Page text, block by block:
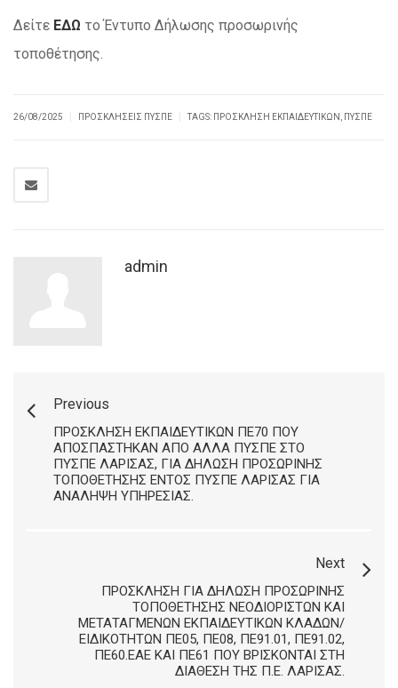
Δείτε ΕΔΩ το Έντυπο Δήλωσης προσωρινής
τοποθέτησης.
26/08/2025 ΠΡΟΣΚΛΉΣΕΙΣ ΠΥΣΠΕ TAGS: ΠΡΌΣΚΛΗΣΗ ΕΚΠΑΙΔΕΥΤΙΚΏΝ ΠΥΣΠΕ
admin
Previous
ΠΡΌΣΚΛΗΣΗ ΕΚΠΑΙΔΕΥΤΙΚΏΝ ΠΕ70 ΠΟΥ
ΑΠΟΣΠΆΣΤΗΚΑΝ ΑΠΌ ΆΛΛΑ ΠΥΣΠΕ ΣΤΟ
ΠΥΣΠΕ ΛΆΡΙΣΑΣ, ΓΙΑ ΔΉΛΩΣΗ ΠΡΟΣΩΡΙΝΉΣ
ΤΟΠΟΘΈΤΗΣΗΣ ΕΝΤΌΣ ΠΥΣΠΕ ΛΆΡΙΣΑΣ ΓΙΑ
ΑΝΆΛΗΨΗ ΥΠΗΡΕΣΊΑΣ.
Next
ΠΡΌΣΚΛΗΣΗ ΓΙΑ ΔΉΛΩΣΗ ΠΡΟΣΩΡΙΝΉΣ
ΤΟΠΟΘΈΤΗΣΗΣ ΝΕΟΔΙΌΡΙΣΤΩΝ ΚΑΙ
ΜΕΤΑΤΑΓΜΈΝΩΝ ΕΚΠΑΙΔΕΥΤΙΚΏΝ ΚΛΆΔΩΝ/
ΕΙΔΙΚΟΤΉΤΩΝ ΠΕ05, ΠΕ08, ΠΕ91.01, ΠΕ91.02,
ΠΕ60.ΕΑΕ ΚΑΙ ΠΕ61 ΠΟΥ ΒΡΊΣΚΟΝΤΑΙ ΣΤΗ
ΔΙΆΘΕΣΗ ΤΗΣ Π.Ε. ΛΆΡΙΣΑΣ.